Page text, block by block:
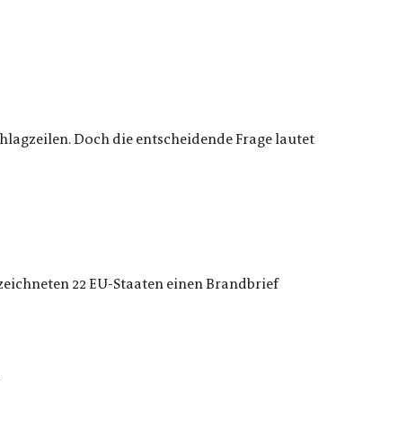
Doch die entscheidende Frage lautet
22 EU-Staaten einen Brandbrief